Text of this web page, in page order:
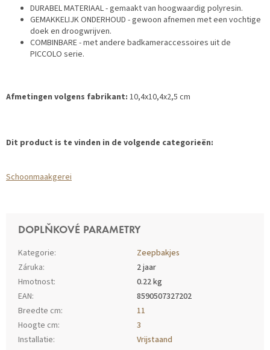
DURABEL MATERIAAL - gemaakt van hoogwaardig polyresin.
GEMAKKELIJK ONDERHOUD - gewoon afnemen met een vochtige
doek en droogwrijven.
COMBINBARE - met andere badkameraccessoires uit de
PICCOLO serie.
Afmetingen volgens fabrikant: 10,4x10,4x2,5 cm
Dit product is te vinden in de volgende categorieën:
Schoonmaakgerei
DOPLŇKOVÉ PARAMETRY
Kategorie:
Zeepbakjes
Záruka:
2 jaar
Hmotnost:
0.22 kg
EAN:
8590507327202
Breedte cm:
11
Hoogte cm:
3
Installatie:
Vrijstaand